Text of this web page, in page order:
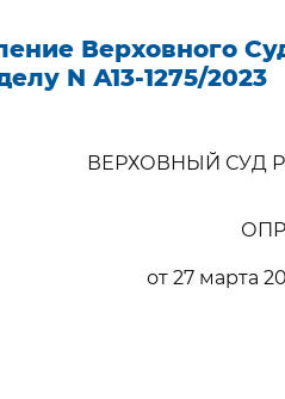
Верховного
N А13-1275/2023
ВЕРХОВНЫЙ СУД
от 27 марта